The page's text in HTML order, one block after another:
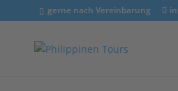
gerne nach Vereinbarung